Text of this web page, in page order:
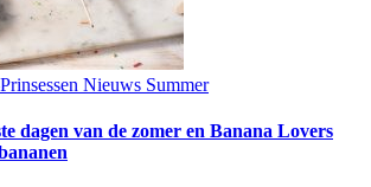
Nieuws Summer
dagen van de zomer en Banana Lovers